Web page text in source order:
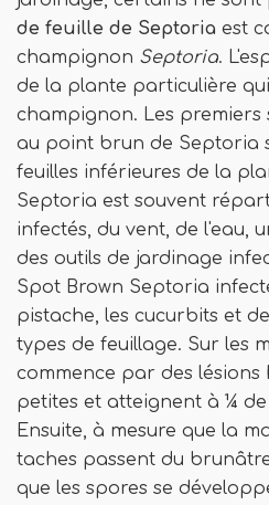
de feuille de Septoria est
champignon Septoria.
de la plante particulière
champignon. Les premiers
au point brun de Septoria
feuilles inférieures de la
Septoria est souvent
infectés, du vent, de l'eau,
des outils de jardinage
Spot Brown Septoria
pistache, les cucurbits et
types de feuillage. Sur les
commence par des lésions
petites et atteignent à ¼
Ensuite, à mesure que la
taches passent du
que les spores se